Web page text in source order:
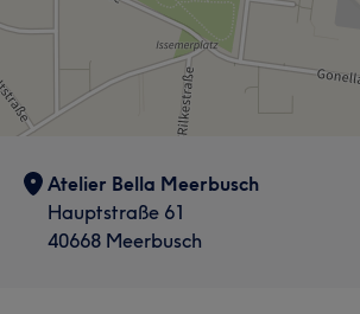
Atelier Bella Meerbusch
Hauptstraße 61
40668 Meerbusch